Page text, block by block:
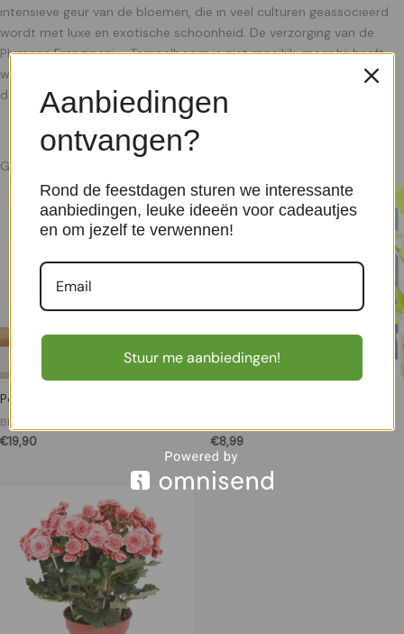
intensieve geur van de bloemen, die in veel culturen geassocieerd
wordt met luxe en exotische schoonheid. De verzorging van de
Plumeria Frangipani – Tempelboom is niet moeilijk, maar hij heeft
wel wat aandacht nodig om echt te stralen. Het is belangrijk om
deze kamerplant elke twee weken van plantenvoeding te
Gerelateerde producten
Potroos Duo (roze) – P12
Bloeiende kamerplanten
€19,90
€8,99
Aanbiedingen
ontvangen?
Rond de feestdagen sturen we interessante
aanbiedingen, leuke ideeën voor cadeautjes
en om jezelf te verwennen!
Stuur me aanbiedingen!